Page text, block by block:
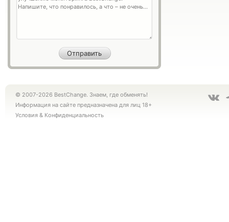
© 2007-2026 BestChange. Знаем, где обменять!
Информация на сайте предназначена для лиц 18+
Условия & Конфиденциальность